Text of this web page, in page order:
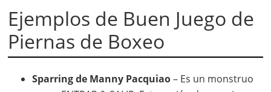
Ejemplos de Buen Juego de
Piernas de Boxeo
Sparring de Manny Pacquiao– Es un monstruo